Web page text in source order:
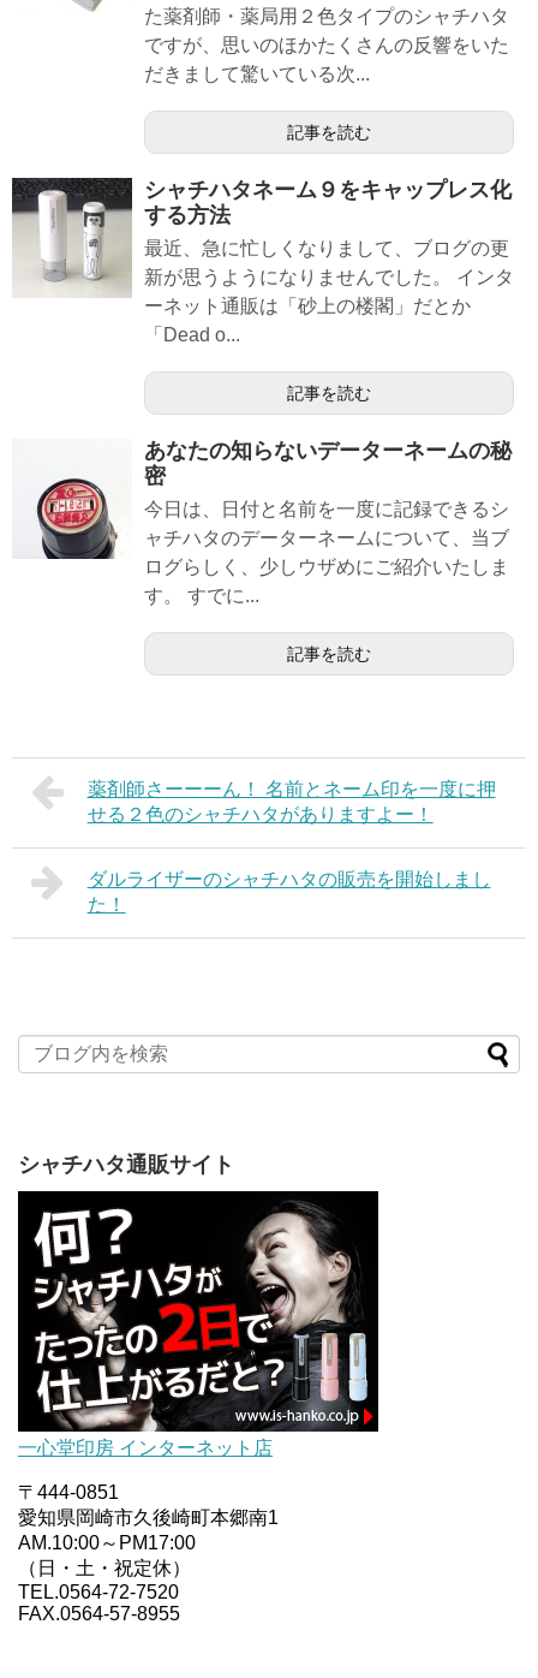
た薬剤師・薬局用２色タイプのシャチハタ
ですが、思いのほかたくさんの反響をいた
だきまして驚いている次...
記事を読む
シャチハタネーム９をキャップレス化
する方法
最近、急に忙しくなりまして、ブログの更
新が思うようになりませんでした。 インタ
ーネット通販は「砂上の楼閣」だとか
「Dead o...
記事を読む
あなたの知らないデーターネームの秘
密
今日は、日付と名前を一度に記録できるシ
ャチハタのデーターネームについて、当ブ
ログらしく、少しウザめにご紹介いたしま
す。 すでに...
記事を読む
薬剤師さーーーん！ 名前とネーム印を一度に押
せる２色のシャチハタがありますよー！
ダルライザーのシャチハタの販売を開始しまし
た！
シャチハタ通販サイト
一心堂印房 インターネット店
〒444-0851
愛知県岡崎市久後崎町本郷南1
AM.10:00～PM17:00
（日・土・祝定休）
TEL.0564-72-7520
FAX.0564-57-8955